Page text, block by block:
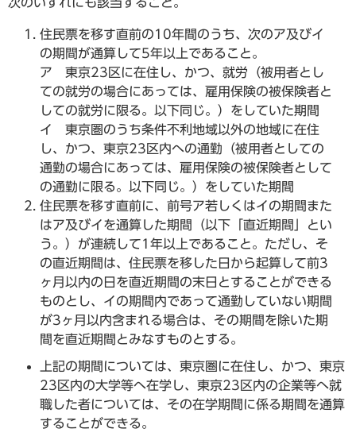
住民票を移す直前の10年間のうち、次のア及びイ
の期間が通算して5年以上であること。
ア 東京23区に在住し、かつ、就労（被用者とし
ての就労の場合にあっては、雇用保険の被保険者と
しての就労に限る。以下同じ。）をしていた期間
イ 東京圏のうち条件不利地域以外の地域に在住
し、かつ、東京23区内への通勤（被用者としての
通勤の場合にあっては、雇用保険の被保険者として
の通勤に限る。以下同じ。）をしていた期間
住民票を移す直前に、前号ア若しくはイの期間また
はア及びイを通算した期間（以下「直近期間」とい
う。）が連続して1年以上であること。ただし、そ
の直近期間は、住民票を移した日から起算して前3
ヶ月以内の日を直近期間の末日とすることができる
ものとし、イの期間内であって通勤していない期間
が3ヶ月以内含まれる場合は、その期間を除いた期
間を直近期間とみなすものとする。
上記の期間については、東京圏に在住し、かつ、東京
23区内の大学等へ在学し、東京23区内の企業等へ就
職した者については、その在学期間に係る期間を通算
することができる。